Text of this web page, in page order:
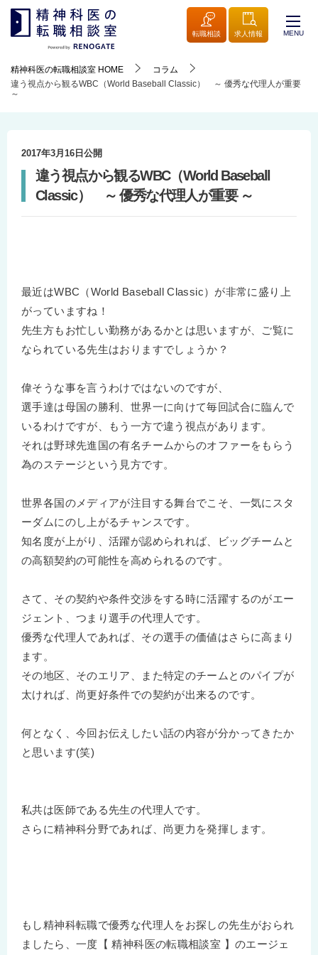
転職相談 求人情報 MENU
精神科医の転職相談室 HOME
コラム
違う視点から観るWBC（World Baseball Classic） ～ 優秀な代理人が重要
～
2017年3月16日 公開
違う視点から観るWBC（World Baseball
Classic） ～ 優秀な代理人が重要 ～
最近はWBC（World Baseball Classic）が非常に盛り上
がっていますね！
先生方もお忙しい勤務があるかとは思いますが、ご覧に
なられている先生はおりますでしょうか？
偉そうな事を言うわけではないのですが、
選手達は母国の勝利、世界一に向けて毎回試合に臨んで
いるわけですが、もう一方で違う視点があります。
それは野球先進国の有名チームからのオファーをもらう
為のステージという見方です。
世界各国のメディアが注目する舞台でこそ、一気にスタ
ーダムにのし上がるチャンスです。
知名度が上がり、活躍が認められれば、ビッグチームと
の高額契約の可能性を高められるのです。
さて、その契約や条件交渉をする時に活躍するのがエー
ジェント、つまり選手の代理人です。
優秀な代理人であれば、その選手の価値はさらに高まり
ます。
その地区、そのエリア、また特定のチームとのパイプが
太ければ、尚更好条件での契約が出来るのです。
何となく、今回お伝えしたい話の内容が分かってきたか
と思います(笑)
私共は医師である先生の代理人です。
さらに精神科分野であれば、尚更力を発揮します。
もし精神科転職で優秀な代理人をお探しの先生がおられ
ましたら、一度【 精神科医の転職相談室 】のエージェ